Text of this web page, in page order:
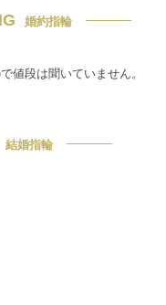
婚約指輪
値段は聞いていません。
結婚指輪